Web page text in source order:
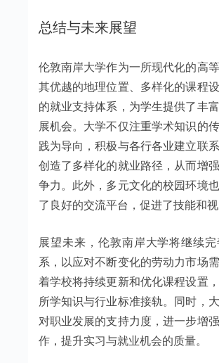
总结与未来展望
伦敦南岸大学作为一所现代化的高
其优越的地理位置、多样化的课程
的就业支持体系，为学生提供了丰
展机会。大学不仅注重学术知识的
践为导向，积极与各行各业建立联
创造了多样化的就业路径，从而增
争力。此外，多元文化的校园环境
了良好的交流平台，促进了技能和视
展望未来，伦敦南岸大学将继续
系，以应对不断变化的劳动力市场
着学校将持续更新和优化课程设置
所学知识与行业标准接轨。同时，
对职业发展的支持力度，进一步增
作，提升实习与就业机会的质量。